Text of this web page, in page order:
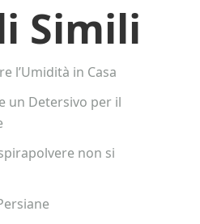
Simili
l’Umidità in Casa
un Detersivo per il
non si